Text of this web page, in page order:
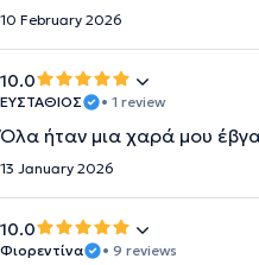
10 February 2026
10.0
ΕΥΣΤΑΘΙΟΣ • 1 review
Όλα ήταν μια χαρά μου
13 January 2026
10.0
Φιορεντίνα • 9 reviews